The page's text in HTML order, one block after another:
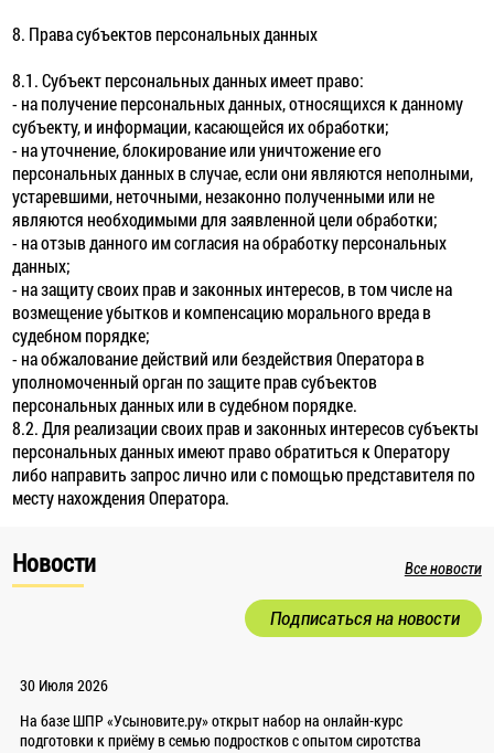
8. Права субъектов персональных данных
8.1. Субъект персональных данных имеет право:
- на получение персональных данных, относящихся к данному
субъекту, и информации, касающейся их обработки;
- на уточнение, блокирование или уничтожение его
персональных данных в случае, если они являются неполными,
устаревшими, неточными, незаконно полученными или не
являются необходимыми для заявленной цели обработки;
- на отзыв данного им согласия на обработку персональных
данных;
- на защиту своих прав и законных интересов, в том числе на
возмещение убытков и компенсацию морального вреда в
судебном порядке;
- на обжалование действий или бездействия Оператора в
уполномоченный орган по защите прав субъектов
персональных данных или в судебном порядке.
8.2. Для реализации своих прав и законных интересов субъекты
персональных данных имеют право обратиться к Оператору
либо направить запрос лично или с помощью представителя по
месту нахождения Оператора.
Новости Все новости
Подписаться на новости
30 Июля 2026
На базе ШПР «Усыновите.ру» открыт набор на онлайн-курс
подготовки к приёму в семью подростков с опытом сиротства